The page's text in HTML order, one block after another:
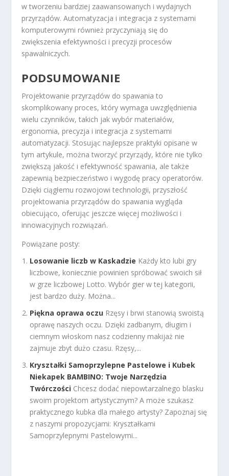
w tworzeniu bardziej zaawansowanych i wydajnych
przyrządów. Automatyzacja i integracja z systemami
komputerowymi również przyczyniają się do
zwiększenia efektywności i precyzji procesów
spawalniczych.
PODSUMOWANIE
Projektowanie przyrządów do spawania to
skomplikowany proces, który wymaga uwzględnienia
wielu czynników, takich jak wybór materiałów,
ergonomia, precyzja i integracja z systemami
automatyzacji. Stosując najlepsze praktyki opisane w
tym artykule, można tworzyć przyrządy, które nie tylko
zwiększą jakość i efektywność spawania, ale także
zapewnią bezpieczeństwo i wygodę pracy operatorów.
Dzięki ciągłemu rozwojowi technologii, przyszłość
projektowania przyrządów do spawania wygląda
obiecująco, oferując jeszcze więcej możliwości i
innowacyjnych rozwiązań.
Powiązane posty:
Losowanie liczb w Kaskadzie Każdy kto lubi gry
liczbowe, koniecznie powinien spróbować swoich sił
w grze liczbowej Lotto. Wybór gier w tej kategorii,
jest bardzo duży. Można...
Piękna oprawa oczu Rzęsy i brwi stanowią swoistą
oprawę naszych oczu. Dzięki zadbanym, długim i
ciemnym włoskom nasz codzienny makijaż nie
zajmuje zbyt dużo czasu. Rzęsy,...
Kryształki Samoprzylepne Pastelowe i Kubek
Niekapek BAMBINO: Twoje Narzędzia
Twórczości Chcesz dodać niepowtarzalnego blasku
swoim projektom artystycznym? A może szukasz
praktycznego kubka dla małego artysty? Zapoznaj się
z naszymi propozycjami: Kryształkami
Samoprzylepnymi Pastelowymi...